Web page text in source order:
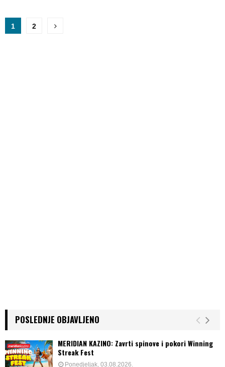
P
1 2
POSLEDNJE OBJAVLJENO
MERIDIAN KAZINO: Zavrti spinove i pokori Winning
Streak Fest
Ponedjeljak, 03.08.2026.